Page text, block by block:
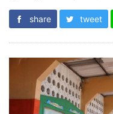
share tweet